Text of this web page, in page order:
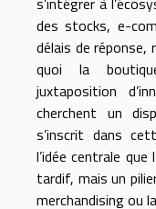
des stocks, e-
délais de réponse,
quoi la
juxtaposition
cherchent un
s’inscrit dans
l’idée centrale
tardif, mais un
merchandising ou